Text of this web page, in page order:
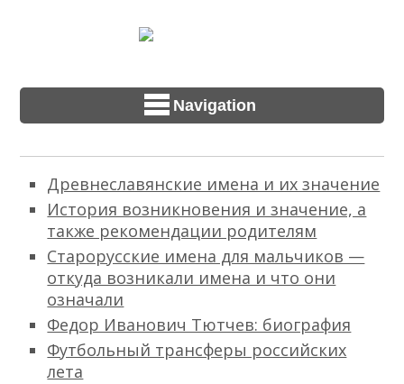
Navigation
Древнеславянские имена и их значение
История возникновения и значение, а
также рекомендации родителям
Старорусские имена для мальчиков —
откуда возникали имена и что они
означали
Федор Иванович Тютчев: биография
Футбольный трансферы российских
лета